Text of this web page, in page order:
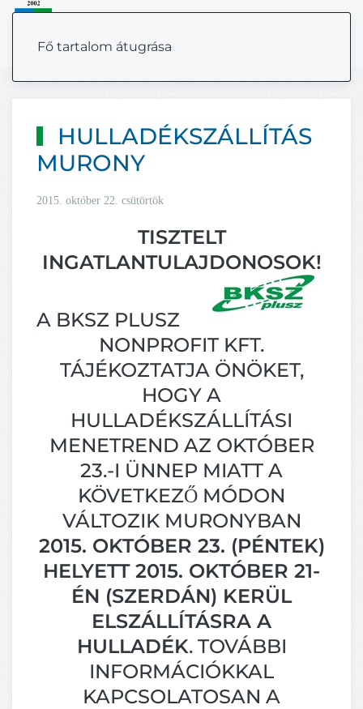
Fő tartalom átugrása
HULLADÉKSZÁLLÍTÁS
MURONY
2015. október 22. csütörtök
TISZTELT
INGATLANTULAJDONOSOK!
A BKSZ PLUSZ
NONPROFIT KFT.
TÁJÉKOZTATJA ÖNÖKET,
HOGY A
HULLADÉKSZÁLLÍTÁSI
MENETREND AZ OKTÓBER
23.-I ÜNNEP MIATT A
KÖVETKEZŐ MÓDON
VÁLTOZIK MURONYBAN
2015. OKTÓBER 23. (PÉNTEK)
HELYETT 2015. OKTÓBER 21-
ÉN (SZERDÁN) KERÜL
ELSZÁLLÍTÁSRA A
HULLADÉK. TOVÁBBI
INFORMÁCIÓKKAL
KAPCSOLATOSAN A